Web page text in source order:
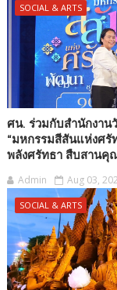
SOCIAL & ARTS
ศน. ร่วมกับสำนักงาน
“มหกรรมสีสันแห่งศ
พลังศรัทธา สืบสาน
Admin Aug 03,
SOCIAL & ARTS